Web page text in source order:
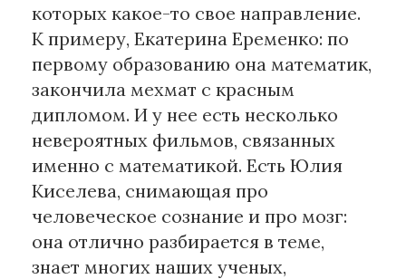
которых какое-то свое направление.
К примеру, Екатерина Еременко: по
первому образованию она математик,
закончила мехмат с красным
дипломом. И у нее есть несколько
невероятных фильмов, связанных
именно с математикой. Есть Юлия
Киселева, снимающая про
человеческое сознание и про мозг:
она отлично разбирается в теме,
знает многих наших ученых,